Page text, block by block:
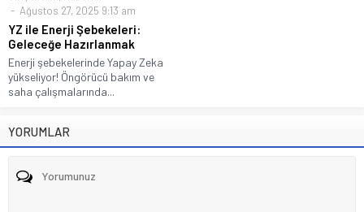
Ağustos 27, 2025 9:13 am
YZ ile Enerji Şebekeleri:
Geleceğe Hazırlanmak
Enerji şebekelerinde Yapay Zeka
yükseliyor! Öngörücü bakım ve
saha çalışmalarında...
YORUMLAR